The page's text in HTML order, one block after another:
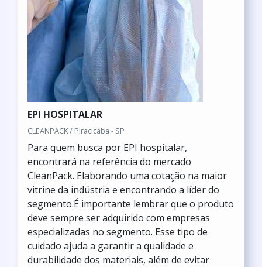
EPI HOSPITALAR
CLEANPACK / Piracicaba - SP
Para quem busca por EPI hospitalar,
encontrará na referência do mercado
CleanPack. Elaborando uma cotação na maior
vitrine da indústria e encontrando a líder do
segmento.É importante lembrar que o produto
deve sempre ser adquirido com empresas
especializadas no segmento. Esse tipo de
cuidado ajuda a garantir a qualidade e
durabilidade dos materiais, além de evitar